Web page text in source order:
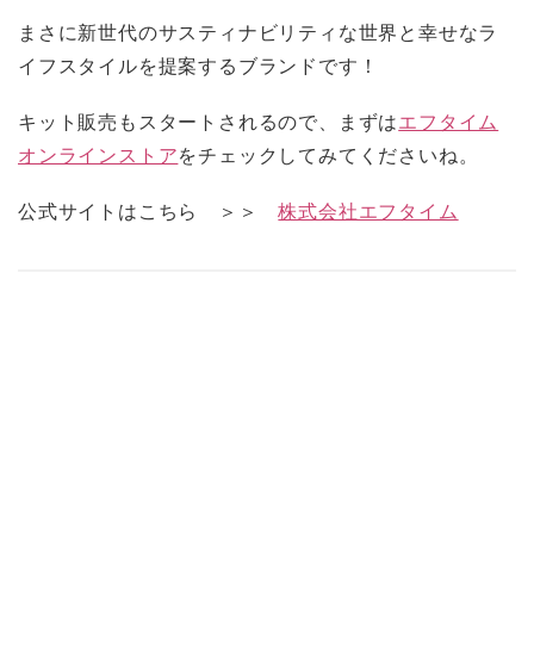
まさに新世代のサスティナビリティな世界と幸せなラ
イフスタイルを提案するブランドです！
キット販売もスタートされるので、まずはエフタイム
オンラインストアをチェックしてみてくださいね。
公式サイトはこちら ＞＞株式会社エフタイム